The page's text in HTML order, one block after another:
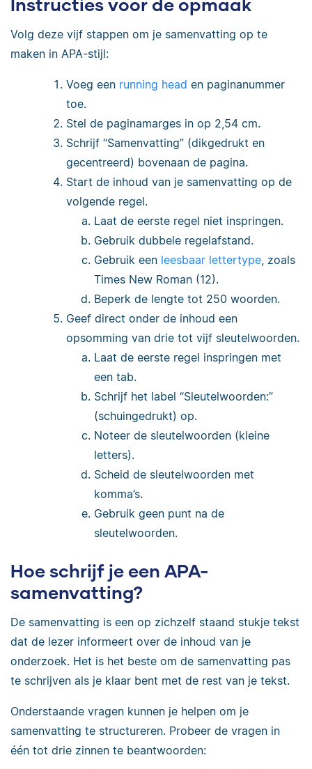
Volg deze vijf stappen om je samenvatting op te
maken in APA-stijl:
Voeg een running head en paginanummer
toe.
Stel de paginamarges in op 2,54 cm.
Schrijf “Samenvatting” (dikgedrukt en
gecentreerd) bovenaan de pagina.
Start de inhoud van je samenvatting op de
volgende regel.
Laat de eerste regel niet inspringen.
Gebruik dubbele regelafstand.
Gebruik een leesbaar lettertype , zoals
Times New Roman (12).
Beperk de lengte tot 250 woorden.
Geef direct onder de inhoud een
opsomming van drie tot vijf sleutelwoorden.
Laat de eerste regel inspringen met
een tab.
Schrijf het label “Sleutelwoorden:”
(schuingedrukt) op.
Noteer de sleutelwoorden (kleine
letters).
Scheid de sleutelwoorden met
komma’s.
Gebruik geen punt na de
sleutelwoorden.
Hoe schrijf je een APA-
samenvatting?
De samenvatting is een op zichzelf staand stukje tekst
dat de lezer informeert over de inhoud van je
onderzoek. Het is het beste om de samenvatting pas
te schrijven als je klaar bent met de rest van je tekst.
Onderstaande vragen kunnen je helpen om je
samenvatting te structureren. Probeer de vragen in
één tot drie zinnen te beantwoorden: